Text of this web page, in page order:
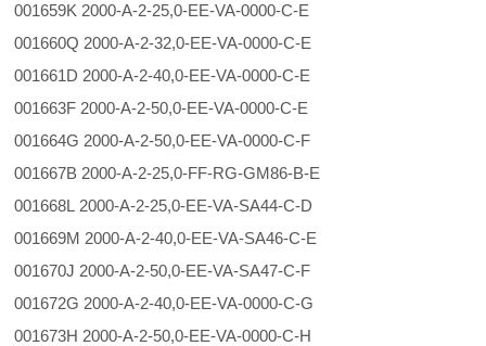
001659K 2000-A-2-25,0-EE-VA-0000-C-E
001660Q 2000-A-2-32,0-EE-VA-0000-C-E
001661D 2000-A-2-40,0-EE-VA-0000-C-E
001663F 2000-A-2-50,0-EE-VA-0000-C-E
001664G 2000-A-2-50,0-EE-VA-0000-C-F
001667B 2000-A-2-25,0-FF-RG-GM86-B-E
001668L 2000-A-2-25,0-EE-VA-SA44-C-D
001669M 2000-A-2-40,0-EE-VA-SA46-C-E
001670J 2000-A-2-50,0-EE-VA-SA47-C-F
001672G 2000-A-2-40,0-EE-VA-0000-C-G
001673H 2000-A-2-50,0-EE-VA-0000-C-H